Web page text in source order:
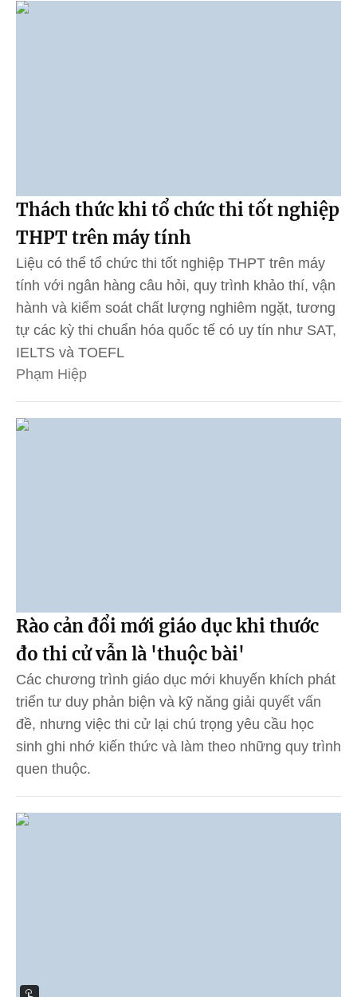
Thách thức khi tổ chức thi tốt nghiệp
THPT trên máy tính
Liệu có thể tổ chức thi tốt nghiệp THPT trên máy
tính với ngân hàng câu hỏi, quy trình khảo thí, vận
hành và kiểm soát chất lượng nghiêm ngặt, tương
tự các kỳ thi chuẩn hóa quốc tế có uy tín như SAT,
IELTS và TOEFL
Phạm Hiệp
Rào cản đổi mới giáo dục khi thước
đo thi cử vẫn là 'thuộc bài'
Các chương trình giáo dục mới khuyến khích phát
triển tư duy phản biện và kỹ năng giải quyết vấn
đề, nhưng việc thi cử lại chú trọng yêu cầu học
sinh ghi nhớ kiến thức và làm theo những quy trình
quen thuộc.